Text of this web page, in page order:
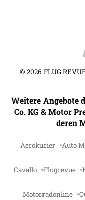
© 2026 FLUG
Weitere Angebote
Co. KG & Motor
deren
Aerokurier Auto
Cavallo Flugrevue
Motorradonline